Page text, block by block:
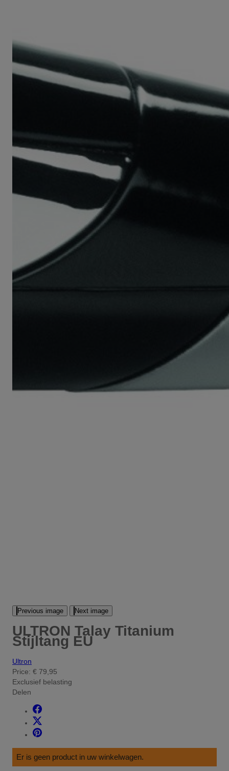
Previous image Next image
ULTRON Talay Titanium
Stijltang EU
Ultron
Price: € 79,95
Exclusief belasting
Delen
Er is geen product in uw winkelwagen.